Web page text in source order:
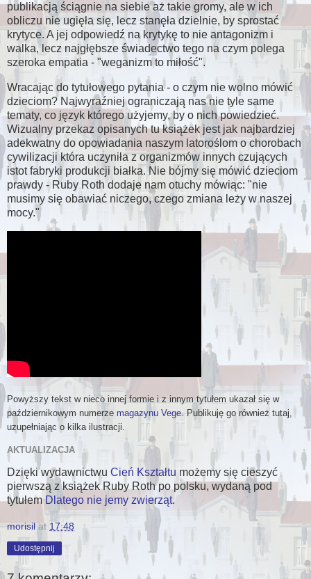
publikacją ściągnie na siebie aż takie gromy, ale w ich
obliczu nie ugięła się, lecz stanęła dzielnie, by sprostać
krytyce. A jej odpowiedź na krytykę to nie antagonizm i
walka, lecz najgłębsze świadectwo tego na czym polega
szeroka empatia - "weganizm to miłość".
Wracając do tytułowego pytania - o czym nie wolno mówić
dzieciom? Najwyraźniej ograniczają nas nie tyle same
tematy, co język którego użyjemy, by o nich powiedzieć.
Wizualny przekaz opisanych tu książek jest jak najbardziej
adekwatny do opowiadania naszym latoroślom o chorobach
cywilizacji która uczyniła z organizmów innych czujących
istot fabryki produkcji białka. Nie bójmy się mówić dzieciom
prawdy - Ruby Roth dodaje nam otuchy mówiąc: "nie
musimy się obawiać niczego, czego zmiana leży w naszej
mocy."
Powyższy tekst w nieco innej formie i z innym tytułem ukazał się w
październikowym numerze magazynu Vege . Publikuję go również tutaj,
uzupełniając o kilka ilustracji.
AKTUALIZACJA
Dzięki wydawnictwu Cień Kształtumożemy się cieszyć
pierwszą z książek Ruby Roth po polsku, wydaną pod
tytułemDlatego nie jemy zwierząt.
morisil at 17:48
Udostępnij